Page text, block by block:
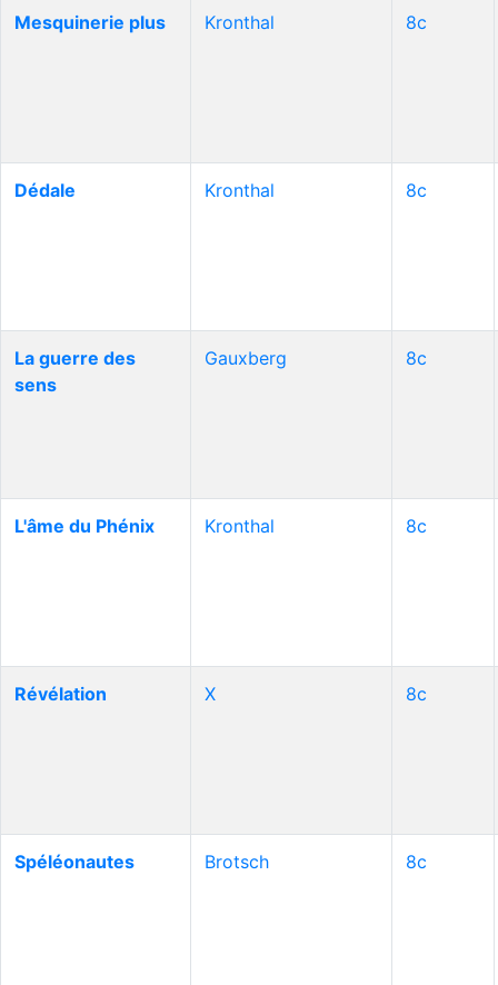
Mesquinerie plus Kronthal 8c
Dédale Kronthal 8c
La guerre des
sens
Gauxberg 8c
L'âme du Phénix Kronthal 8c
Révélation X 8c
Spéléonautes Brotsch 8c